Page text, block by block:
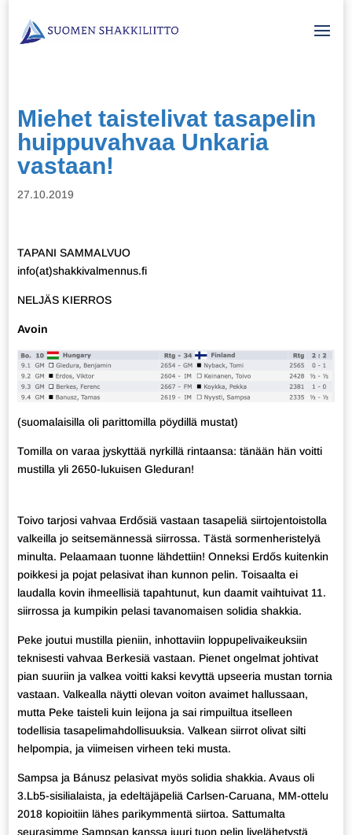
Miehet taistelivat tasapelin
huippuvahvaa Unkaria
vastaan!
27.10.2019
TAPANI SAMMALVUO
info(at)shakkivalmennus.fi
NELJÄS KIERROS
Avoin
(suomalaisilla oli parittomilla pöydillä mustat)
Tomilla on varaa jyskyttää nyrkillä rintaansa: tänään hän voitti
mustilla yli 2650-lukuisen Gleduran!
Toivo tarjosi vahvaa Erdősiä vastaan tasapeliä siirtojentoistolla
valkeilla jo seitsemännessä siirrossa. Tästä sormenheristelyä
minulta. Pelaamaan tuonne lähdettiin! Onneksi Erdős kuitenkin
poikkesi ja pojat pelasivat ihan kunnon pelin. Toisaalta ei
laudalla kovin ihmeellisiä tapahtunut, kun daamit vaihtuivat 11.
siirrossa ja kumpikin pelasi tavanomaisen solidia shakkia.
Peke joutui mustilla pieniin, inhottaviin loppupelivaikeuksiin
teknisesti vahvaa Berkesiä vastaan. Pienet ongelmat johtivat
pian suuriin ja valkea voitti kaksi kevyttä upseeria mustan tornia
vastaan. Valkealla näytti olevan voiton avaimet hallussaan,
mutta Peke taisteli kuin leijona ja sai rimpuiltua itselleen
todellisia tasapelimahdollisuuksia. Valkean siirrot olivat silti
helpompia, ja viimeisen virheen teki musta.
Sampsa ja Bánusz pelasivat myös solidia shakkia. Avaus oli
3.Lb5-sisilialaista, ja edeltäjäpeliä Carlsen-Caruana, MM-ottelu
2018 kopioitiin lähes parikymmentä siirtoa. Sattumalta
seurasimme Sampsan kanssa juuri tuon pelin livelähetystä